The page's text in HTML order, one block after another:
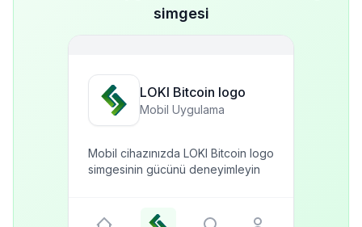
simgesi
LOKI Bitcoin logo
Mobil Uygulama
Mobil cihazınızda LOKI Bitcoin logo
simgesinin gücünü deneyimleyin